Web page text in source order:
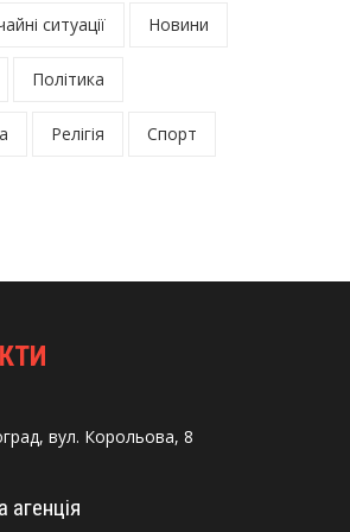
ситуації Новини
Політика
Релігія Спорт
вул. Корольова, 8
агенція